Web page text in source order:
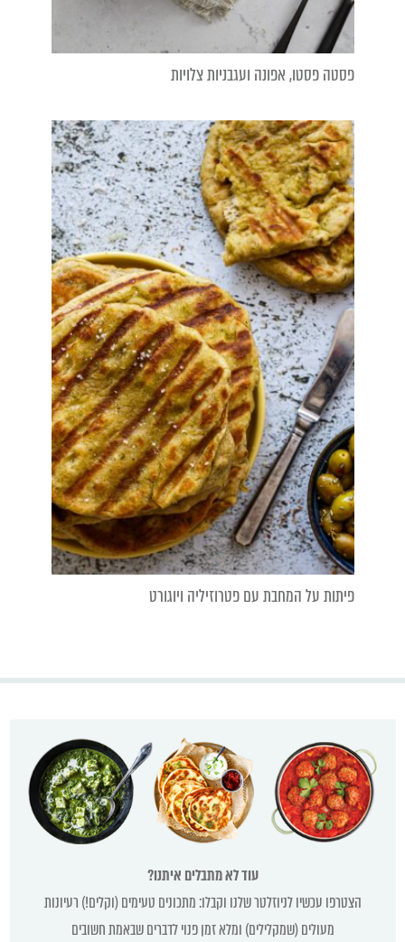
פסטה פסטו, אפונה ועגבניות צלויות
פיתות על המחבת עם פטרוזיליה ויוגורט
עוד לא מתבלים איתנו?
הצטרפו עכשיו לניוזלטר שלנו וקבלו: מתכונים טעימים (וקלים!) רעיונות
מעולים (שמקלילים) ומלא זמן פנוי לדברים שבאמת חשובים